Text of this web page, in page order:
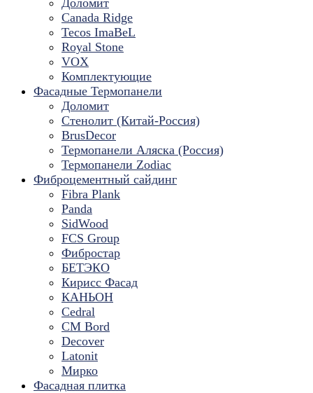
Доломит
Canada Ridge
Tecos ImaBeL
Royal Stone
VOX
Комплектующие
Фасадные Термопанели
Доломит
Стенолит (Китай-Россия)
BrusDecor
Термопанели Аляска (Россия)
Термопанели Zodiac
Фиброцементный сайдинг
Fibra Plank
Panda
SidWood
FCS Group
Фибростар
БЕТЭКО
Кирисс Фасад
КАНЬОН
Cedral
CM Bord
Decover
Latonit
Мирко
Фасадная плитка